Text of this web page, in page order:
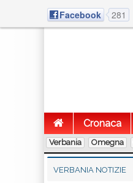
Facebook 281
Cronaca
Verbania Omegna
VERBANIA NOTIZIE